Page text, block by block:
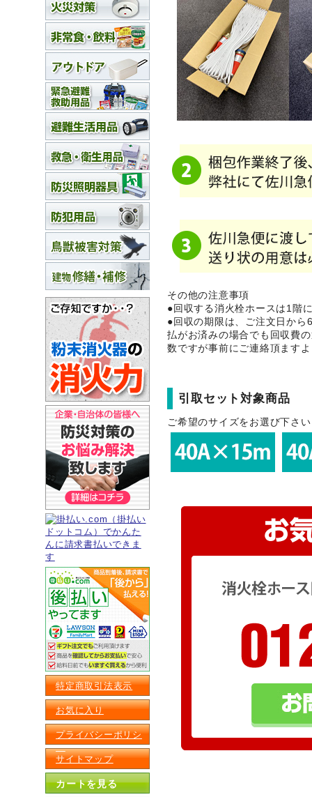
特定商取引法表示
お気に入り
プライバシーポリシ
ー
サイトマップ
カートを見る
その他の注意事項
●回収する消火栓ホースは1階
●回収の期限は、ご注文日か
払がお済みの場合でも回収費
数ですが事前にご連絡頂ます
引取セット対象商品
ご希望のサイズをお選び下さ